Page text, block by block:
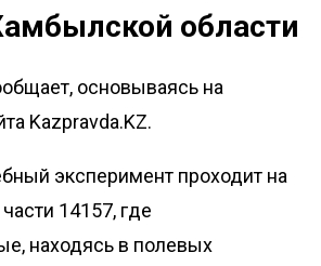
области
основываясь на
Kazpravda.KZ.
эксперимент проходит на
14157, где
находясь в полевых